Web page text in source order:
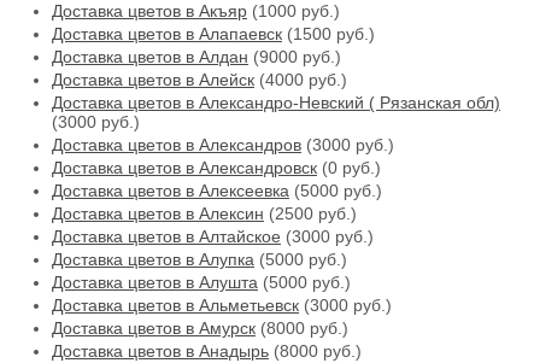
Доставка цветов в Акъяр (1000 руб.)
Доставка цветов в Алапаевск (1500 руб.)
Доставка цветов в Алдан (9000 руб.)
Доставка цветов в Алейск (4000 руб.)
Доставка цветов в Александро-Невский ( Рязанская обл)
(3000 руб.)
Доставка цветов в Александров (3000 руб.)
Доставка цветов в Александровск (0 руб.)
Доставка цветов в Алексеевка (5000 руб.)
Доставка цветов в Алексин (2500 руб.)
Доставка цветов в Алтайское (3000 руб.)
Доставка цветов в Алупка (5000 руб.)
Доставка цветов в Алушта (5000 руб.)
Доставка цветов в Альметьевск (3000 руб.)
Доставка цветов в Амурск (8000 руб.)
Доставка цветов в Анадырь (8000 руб.)